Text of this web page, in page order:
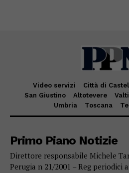
Video servizi Città di
San Giustino
Altotevere
Umbria
Toscana
Primo Piano Notizie
Direttore responsabile Michele
Perugia n 21/2001 – Reg periodici